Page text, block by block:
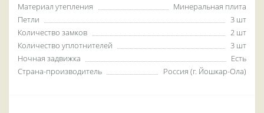
Материал утепления
Минеральная плита
Петли
3 шт
Количество замков
2 шт
Количество уплотнителей
3 шт
Ночная задвижка
Есть
Страна-производитель
Россия (г. Йошкар-Ола)